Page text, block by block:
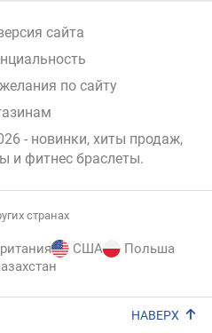
сайта
по сайту
- новинки, хиты продаж,
и фитнес браслеты.
странах
США
Польша
НАВЕРХ